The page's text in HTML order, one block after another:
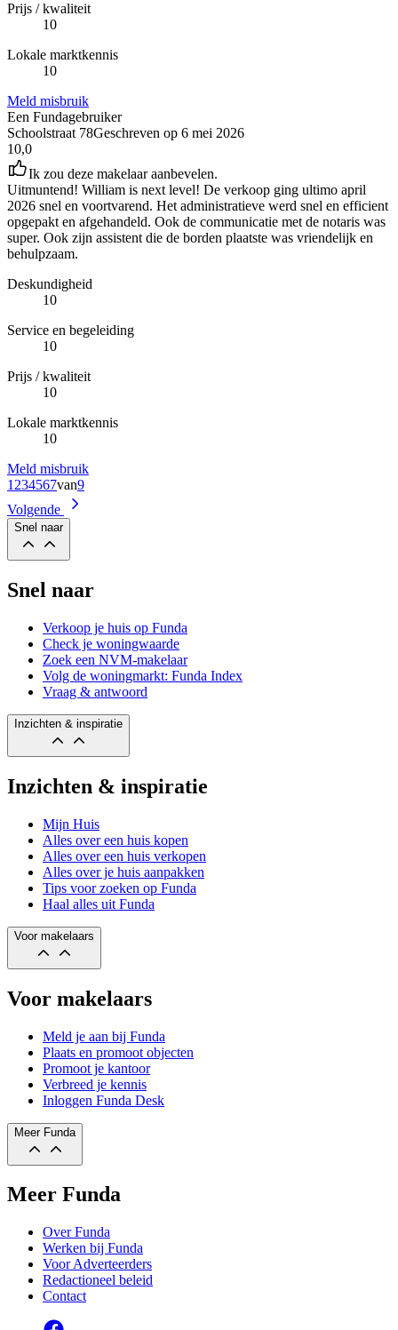
Prijs / kwaliteit
10
Lokale marktkennis
10
Meld misbruik
Een Fundagebruiker
Schoolstraat 78Geschreven op 6 mei 2026
10,0
Ik zou deze makelaar aanbevelen.
Uitmuntend! William is next level! De verkoop ging ultimo april
2026 snel en voortvarend. Het administratieve werd snel en efficient
opgepakt en afgehandeld. Ook de communicatie met de notaris was
super. Ook zijn assistent die de borden plaatste was vriendelijk en
behulpzaam.
Deskundigheid
10
Service en begeleiding
10
Prijs / kwaliteit
10
Lokale marktkennis
10
Meld misbruik
1 234567van9
Volgende
Snel naar
Snel naar
Verkoop je huis op Funda
Check je woningwaarde
Zoek een NVM-makelaar
Volg de woningmarkt: Funda Index
Vraag & antwoord
Inzichten & inspiratie
Inzichten & inspiratie
Mijn Huis
Alles over een huis kopen
Alles over een huis verkopen
Alles over je huis aanpakken
Tips voor zoeken op Funda
Haal alles uit Funda
Voor makelaars
Voor makelaars
Meld je aan bij Funda
Plaats en promoot objecten
Promoot je kantoor
Verbreed je kennis
Inloggen Funda Desk
Meer Funda
Meer Funda
Over Funda
Werken bij Funda
Voor Adverteerders
Redactioneel beleid
Contact